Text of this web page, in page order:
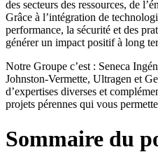
des secteurs des ressources, de
Grâce à l’intégration de
performance, la sécurité et des
générer un impact positif à long
Notre Groupe c’est : Seneca
Johnston-Vermette, Ultragen et
d’expertises diverses et
projets pérennes qui vous
Sommaire du